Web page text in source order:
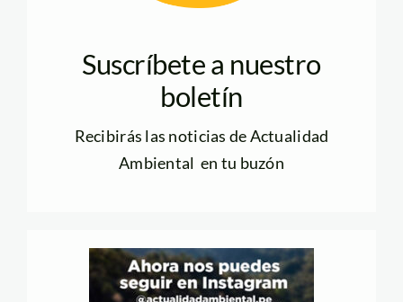
Suscríbete a nuestro
boletín
Recibirás las noticias de Actualidad
Ambiental en tu buzón